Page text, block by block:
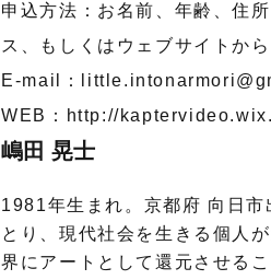
申込方法：お名前、年齢、住
ス、もしくはウェブサイトか
E-mail：
WEB：http://
嶋田 晃士
1981年生まれ。京都府 向日
とり、現代社会を生きる個人
界にアートとして還元させる